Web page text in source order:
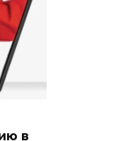
в